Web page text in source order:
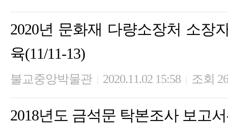
2020년 문화재 다량소장처 소장
육(11/11-13)
불교중앙박물관 2020.11.02 15:58 조회
2018년도 금석문 탁본조사 보고